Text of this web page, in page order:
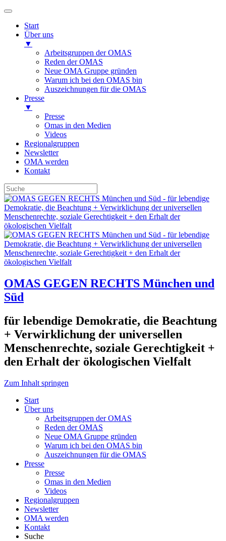
Start
Über uns
▼
Arbeitsgruppen der OMAS
Reden der OMAS
Neue OMA Gruppe gründen
Warum ich bei den OMAS bin
Auszeichnungen für die OMAS
Presse
▼
Presse
Omas in den Medien
Videos
Regionalgruppen
Newsletter
OMA werden
Kontakt
OMAS GEGEN RECHTS München und
Süd
für lebendige Demokratie, die Beachtung
+ Verwirklichung der universellen
Menschenrechte, soziale Gerechtigkeit +
den Erhalt der ökologischen Vielfalt
Zum Inhalt springen
Start
Über uns
Arbeitsgruppen der OMAS
Reden der OMAS
Neue OMA Gruppe gründen
Warum ich bei den OMAS bin
Auszeichnungen für die OMAS
Presse
Presse
Omas in den Medien
Videos
Regionalgruppen
Newsletter
OMA werden
Kontakt
Suche